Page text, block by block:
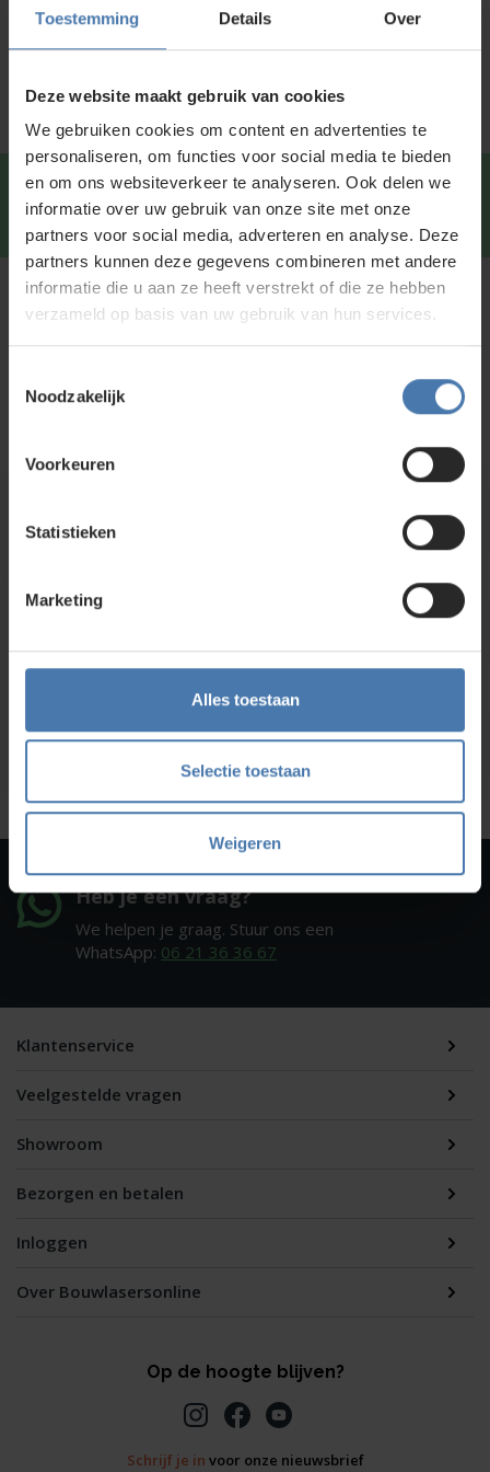
Toestemming Details Over
Deze website maakt gebruik van cookies
We gebruiken cookies om content en advertenties te
personaliseren, om functies voor social media te bieden
en om ons websiteverkeer te analyseren. Ook delen we
informatie over uw gebruik van onze site met onze
partners voor social media, adverteren en analyse. Deze
partners kunnen deze gegevens combineren met andere
informatie die u aan ze heeft verstrekt of die ze hebben
verzameld op basis van uw gebruik van hun services.
Noodzakelijk
Voorkeuren
Statistieken
Marketing
Alles toestaan
Selectie toestaan
Weigeren
Service en kalibratie
Snel en direct contact? We beantwoorden je vragen
graag via Whatsapp.
Kunt u niet vinden wat u zoekt?
Neem contact met ons op of of bezoek onze showroom in
ons assortiment aan
, meetinstrumenten en
accessoires.
Bel Whatsapp of mail
Onze eigen service afdeling
Onze showroom
Kom je langs?
Heb je een vraag?
We helpen je graag. Stuur ons een
WhatsApp: 06 21 36 36 67
Klantenservice
Veelgestelde vragen
Showroom
Bezorgen en betalen
Inloggen
Over Bouwlasersonline
Op de hoogte blijven?
Schrijf je in voor onze nieuwsbrief